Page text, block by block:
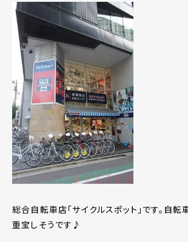
総合自転車店「サイクルスポット」です。自
重宝しそうです♪